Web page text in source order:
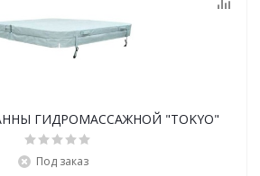
ГИДРОМАССАЖНОЙ "TOKYO"
Под заказ